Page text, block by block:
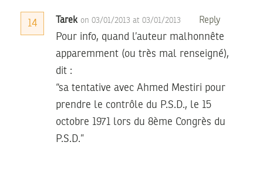
14 Tarek on 03/01/2013 at 03/01/2013 Reply
Pour info, quand l’auteur malhonnête
apparemment (ou très mal renseigné),
dit :
“sa tentative avec Ahmed Mestiri pour
prendre le contrôle du P.S.D., le 15
octobre 1971 lors du 8ème Congrès du
P.S.D.”